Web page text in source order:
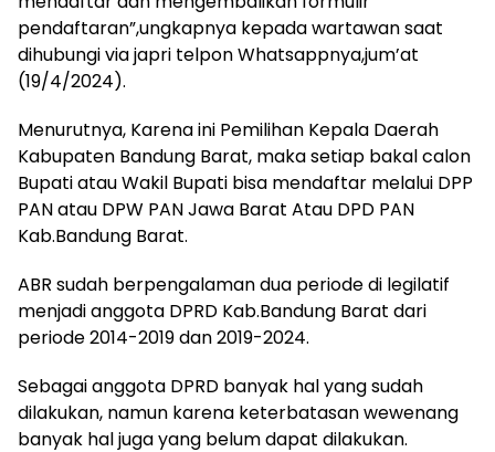
pendaftaran”,ungkapnya kepada wartawan saat
dihubungi via japri telpon Whatsappnya,jum’at
(19/4/2024).
Menurutnya, Karena ini Pemilihan Kepala Daerah
Kabupaten Bandung Barat, maka setiap bakal calon
Bupati atau Wakil Bupati bisa mendaftar melalui DPP
PAN atau DPW PAN Jawa Barat Atau DPD PAN
Kab.Bandung Barat.
ABR sudah berpengalaman dua periode di legilatif
menjadi anggota DPRD Kab.Bandung Barat dari
periode 2014-2019 dan 2019-2024.
Sebagai anggota DPRD banyak hal yang sudah
dilakukan, namun karena keterbatasan wewenang
banyak hal juga yang belum dapat dilakukan.